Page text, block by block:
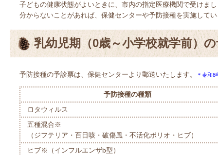
子どもの健康状態がよいときに、市内の指定医療機関で受けま
分からないことがあれば、保健センターや予防接種を実施して
乳幼児期（0歳～小学校就学前）
予防接種の予診票は、保健センターより郵送いたします。 ＊令和8
予防接種の種類
ロタウィルス
五種混合※
（ジフテリア・百日咳・破傷風・不活化ポリオ・ヒブ）
ヒブ※（インフルエンザb型）